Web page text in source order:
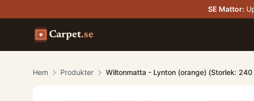
SE Mattor:
Carpet.se
Hem Produkter Wiltonmatta - Lynton (orange) (Storlek: